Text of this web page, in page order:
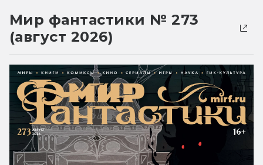
Мир фантастики № 273
(август 2026)